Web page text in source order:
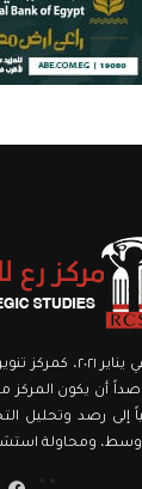
تأسس مركز رع
أن يكون المركز
إلى رصد وتحليل
ومحاولة